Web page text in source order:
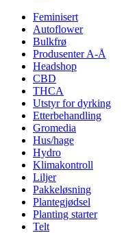
Feminisert
Autoflower
Bulkfrø
Produsenter A-Å
Headshop
CBD
THCA
Utstyr for dyrking
Etterbehandling
Gromedia
Hus/hage
Hydro
Klimakontroll
Liljer
Pakkeløsning
Plantegjødsel
Planting starter
Telt